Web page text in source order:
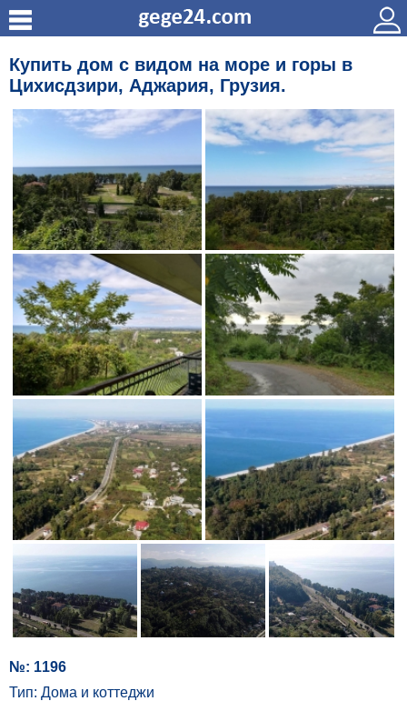
Купить дом с видом на море и горы в
Цихисдзири, Аджария, Грузия.
№: 1196
Тип: Дома и коттеджи